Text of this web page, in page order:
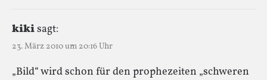
kikisagt:
23. März 2010 um 20:16 Uhr
„Bild“ wird schon für den prophezeiten „schweren